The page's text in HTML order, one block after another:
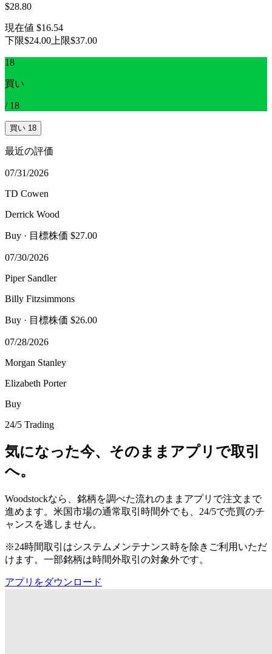
$28.80
現在値 $16.54
下限$24.00 上限$37.00
18
買い
/ 18
買い 18
最近の評価
07/31/2026
TD Cowen
Derrick Wood
Buy · 目標株価 $27.00
07/30/2026
Piper Sandler
Billy Fitzsimmons
Buy · 目標株価 $26.00
07/28/2026
Morgan Stanley
Elizabeth Porter
Buy
24/5 Trading
気になった今、そのままアプリで取引
へ。
Woodstockなら、銘柄を調べた流れのままアプリで注文まで
進めます。米国市場の通常取引時間外でも、24/5で売買のチ
ャンスを逃しません。
※24時間取引はシステムメンテナンス時を除きご利用いただ
けます。一部銘柄は時間外取引の対象外です。
アプリをダウンロード